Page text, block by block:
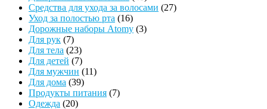
товаров
Средства для ухода за волосами 2727
Уход за полостью рта 1616
товаров
Дорожные наборы Atomy 33
Для рук 77
товаров
Для тела 2323
товара
Для детей 77
товаров
Для мужчин 1111
Для дома 3939
товаров
Продукты питания 77
Одежда 2020